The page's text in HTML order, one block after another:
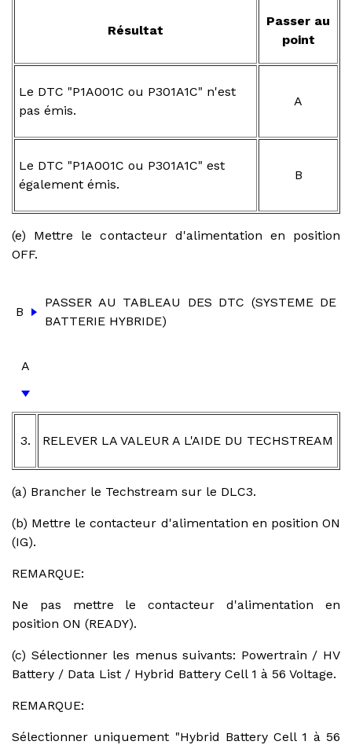
Résultat
Passer au
point
Le DTC "P1A001C ou P301A1C" n'est
pas émis.
A
Le DTC "P1A001C ou P301A1C" est
également émis.
B
(e) Mettre le contacteur d'alimentation en position
OFF.
B
PASSER AU TABLEAU DES DTC (SYSTEME DE
BATTERIE HYBRIDE)
A
3. RELEVER LA VALEUR A L'AIDE DU TECHSTREAM
(a) Brancher le Techstream sur le DLC3.
(b) Mettre le contacteur d'alimentation en position ON
(IG).
REMARQUE:
Ne pas mettre le contacteur d'alimentation en
position ON (READY).
(c) Sélectionner les menus suivants: Powertrain / HV
Battery / Data List / Hybrid Battery Cell 1 à 56 Voltage.
REMARQUE:
Sélectionner uniquement "Hybrid Battery Cell 1 à 56